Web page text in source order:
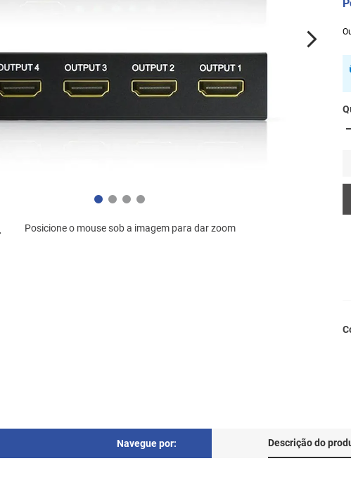
Posicione o mouse sob a imagem para dar zoom
Navegue por: Descrição do